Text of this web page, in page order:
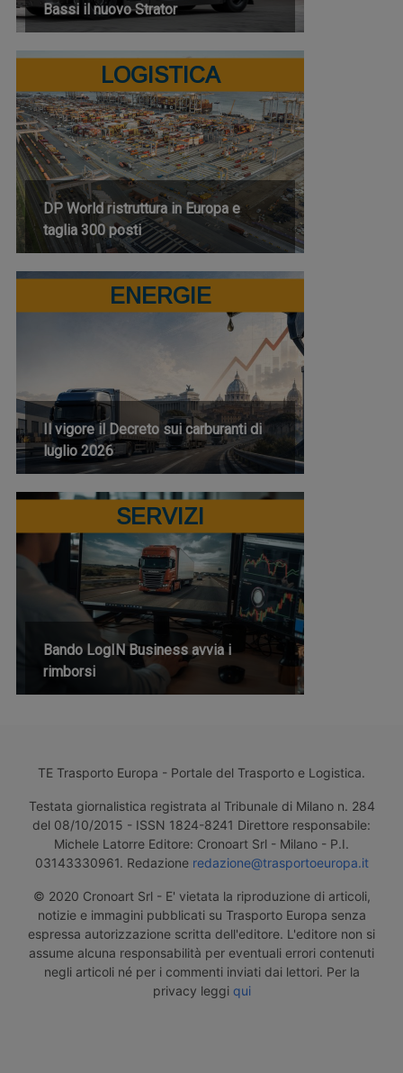
Bassi il nuovo Strator
LOGISTICA
DP World ristruttura in Europa e
taglia 300 posti
ENERGIE
Il vigore il Decreto sui carburanti di
luglio 2026
SERVIZI
Bando LogIN Business avvia i
rimborsi
TE Trasporto Europa - Portale del Trasporto e Logistica.
Testata giornalistica registrata al Tribunale di Milano n. 284
del 08/10/2015 - ISSN 1824-8241 Direttore responsabile:
Michele Latorre Editore: Cronoart Srl - Milano - P.I.
03143330961. Redazione redazione@trasportoeuropa.it
© 2020 Cronoart Srl - E' vietata la riproduzione di articoli,
notizie e immagini pubblicati su Trasporto Europa senza
espressa autorizzazione scritta dell'editore. L'editore non si
assume alcuna responsabilità per eventuali errori contenuti
negli articoli né per i commenti inviati dai lettori. Per la
privacy leggi qui